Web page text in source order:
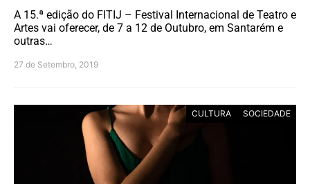
A 15.ª edição do FITIJ – Festival Internacional de Teatro e
Artes vai oferecer, de 7 a 12 de Outubro, em Santarém e
outras…
27 de Setembro, 2019
CULTURA SOCIEDADE